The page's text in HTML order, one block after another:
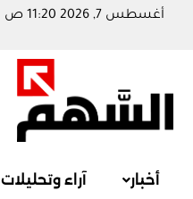
أغسطس 7, 2026 11:20 ص
أخبار آراء وتحليلات